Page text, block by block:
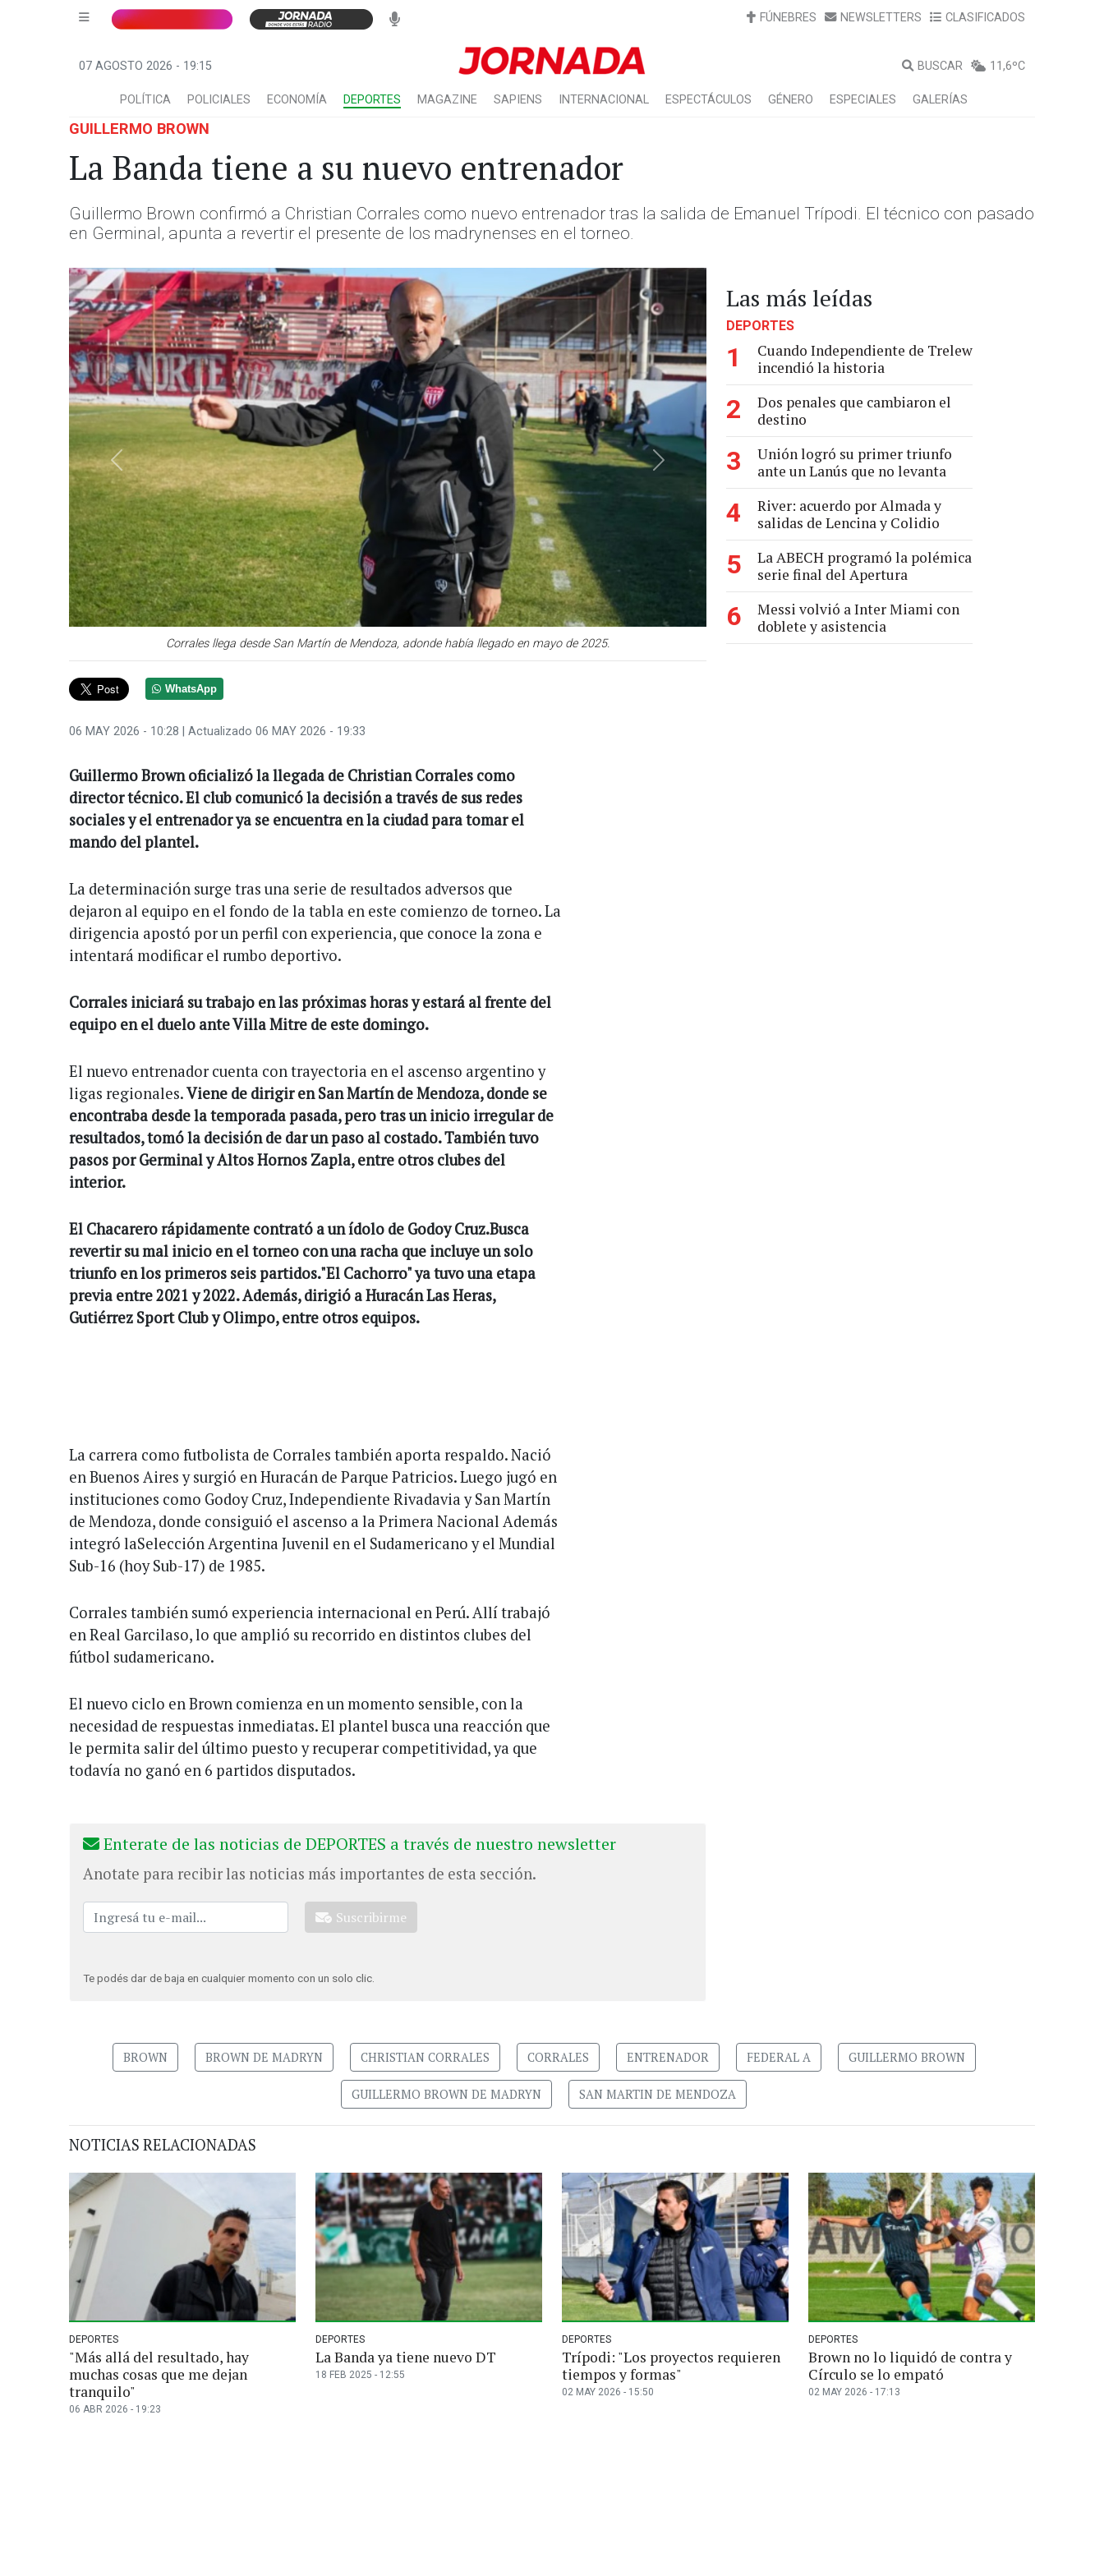
FÚNEBRES NEWSLETTERS CLASIFICADOS
07 AGOSTO 2026 - 19:15 BUSCAR 11,6ºC
POLÍTICA POLICIALES ECONOMÍA DEPORTES MAGAZINE SAPIENS INTERNACIONAL ESPECTÁCULOS GÉNERO ESPECIALES GALERÍAS
GUILLERMO BROWN
La Banda tiene a su nuevo entrenador
Guillermo Brown confirmó a Christian Corrales como nuevo entrenador tras la salida de Emanuel Trípodi. El técnico con pasado
en Germinal, apunta a revertir el presente de los madrynenses en el torneo.
Corrales llega desde San Martín de Mendoza, adonde había llegado en mayo de 2025.
Anterior Siguiente
WhatsApp
06 MAY 2026 - 10:28 | Actualizado 06 MAY 2026 - 19:33
Guillermo Brown oficializó la llegada de Christian Corrales como
director técnico. El club comunicó la decisión a través de sus redes
sociales y el entrenador ya se encuentra en la ciudad para tomar el
mando del plantel.
La determinación surge tras una serie de resultados adversos que
dejaron al equipo en el fondo de la tabla en este comienzo de torneo. La
dirigencia apostó por un perfil con experiencia, que conoce la zona e
intentará modificar el rumbo deportivo.
Corrales iniciará su trabajo en las próximas horas y estará al frente del
equipo en el duelo ante Villa Mitre de este domingo.
El nuevo entrenador cuenta con trayectoria en el ascenso argentino y
ligas regionales.Viene de dirigir en San Martín de Mendoza, donde se
encontraba desde la temporada pasada, pero tras un inicio irregular de
resultados, tomó la decisión de dar un paso al costado. También tuvo
pasos por Germinal y Altos Hornos Zapla, entre otros clubes del
interior.
El Chacarero rápidamente contrató a un ídolo de Godoy Cruz.Busca
revertir su mal inicio en el torneo con una racha que incluye un solo
triunfo en los primeros seis partidos."El Cachorro" ya tuvo una etapa
previa entre 2021 y 2022. Además, dirigió a Huracán Las Heras,
Gutiérrez Sport Club y Olimpo, entre otros equipos.
La carrera como futbolista de Corrales también aporta respaldo. Nació
en Buenos Aires y surgió en Huracán de Parque Patricios. Luego jugó en
instituciones como Godoy Cruz, Independiente Rivadavia y San Martín
de Mendoza, donde consiguió el ascenso a la Primera Nacional Además
integró laSelección Argentina Juvenil en el Sudamericano y el Mundial
Sub-16 (hoy Sub-17) de 1985.
Corrales también sumó experiencia internacional en Perú. Allí trabajó
en Real Garcilaso, lo que amplió su recorrido en distintos clubes del
fútbol sudamericano.
El nuevo ciclo en Brown comienza en un momento sensible, con la
necesidad de respuestas inmediatas. El plantel busca una reacción que
le permita salir del último puesto y recuperar competitividad, ya que
todavía no ganó en 6 partidos disputados.
Enterate de las noticias de DEPORTES a través de nuestro newsletter
Anotate para recibir las noticias más importantes de esta sección.
Suscribirme
Te podés dar de baja en cualquier momento con un solo clic.
Las más leídas
DEPORTES
1
Cuando Independiente de Trelew
incendió la historia
2
Dos penales que cambiaron el
destino
3
Unión logró su primer triunfo
ante un Lanús que no levanta
4
River: acuerdo por Almada y
salidas de Lencina y Colidio
5
La ABECH programó la polémica
serie final del Apertura
6
Messi volvió a Inter Miami con
doblete y asistencia
BROWN BROWN DE MADRYN CHRISTIAN CORRALES CORRALES ENTRENADOR FEDERAL A GUILLERMO BROWN
GUILLERMO BROWN DE MADRYN SAN MARTIN DE MENDOZA
NOTICIAS RELACIONADAS
DEPORTES
"Más allá del resultado, hay
muchas cosas que me dejan
tranquilo"
06 ABR 2026 - 19:23
DEPORTES
La Banda ya tiene nuevo DT
18 FEB 2025 - 12:55
DEPORTES
Trípodi: "Los proyectos requieren
tiempos y formas"
02 MAY 2026 - 15:50
DEPORTES
Brown no lo liquidó de contra y
Círculo se lo empató
02 MAY 2026 - 17:13